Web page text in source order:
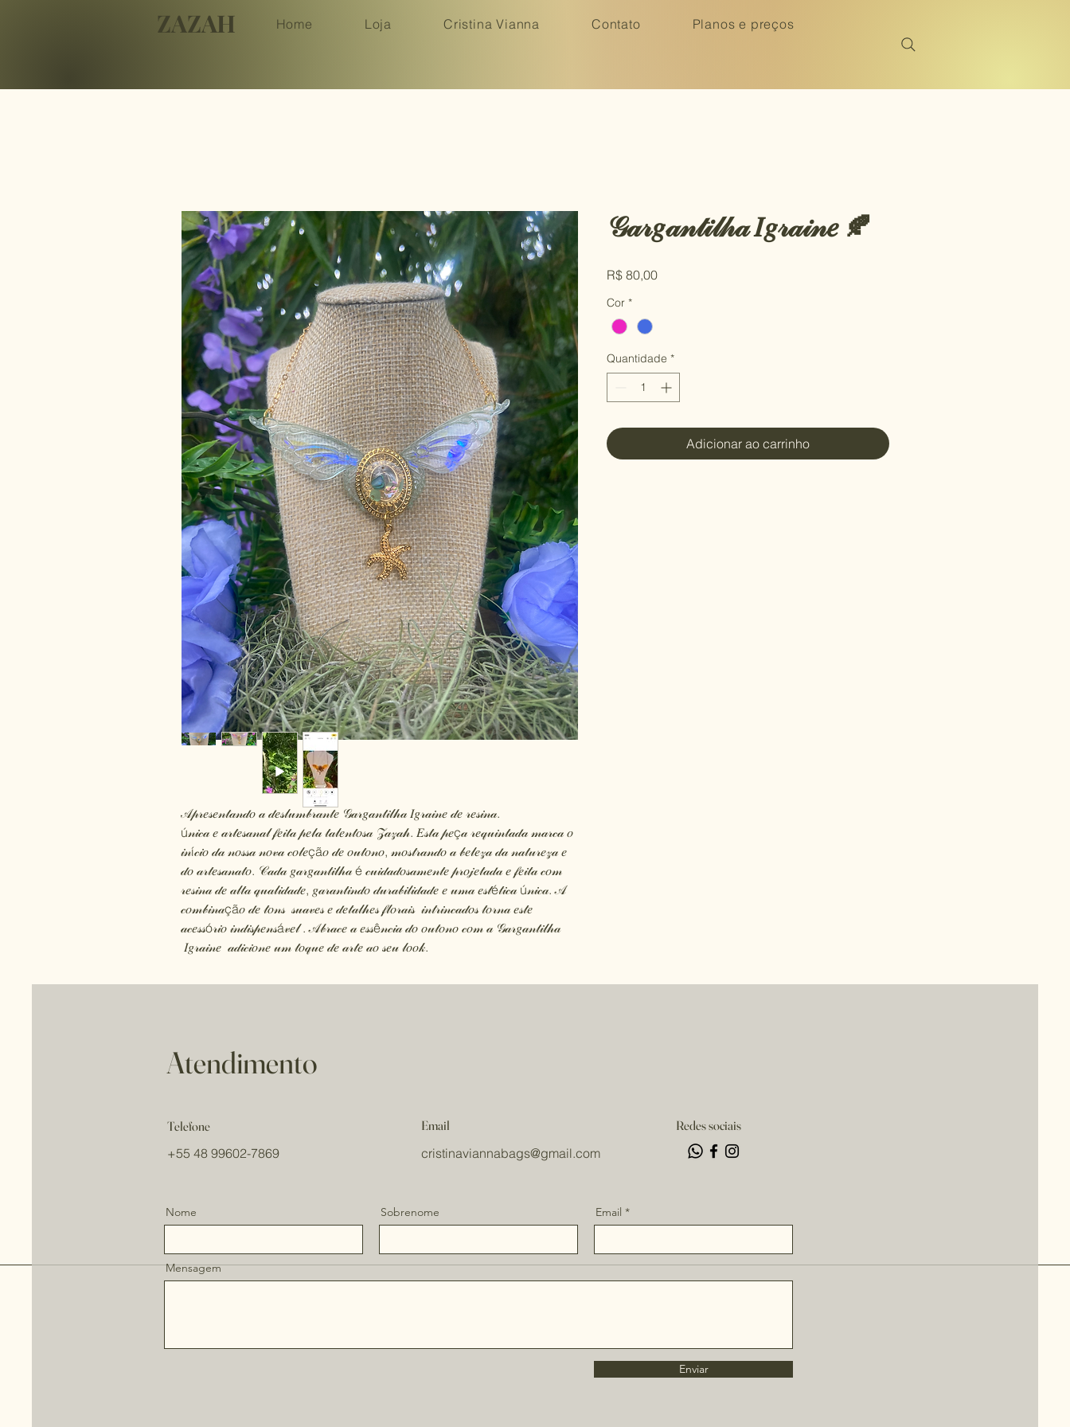
ZAZAH Home Loja Cristina Vianna Contato Planos e preços
𝒜𝓅𝓇𝑒𝓈𝑒𝓃𝓉𝒶𝓃𝒹𝑜 𝒶 𝒹𝑒𝓈𝓁𝓊𝓂𝒷𝓇𝒶𝓃𝓉𝑒 𝒢𝒶𝓇𝑔𝒶𝓃𝓉𝒾𝓁𝒽𝒶 𝐼𝑔𝓇𝒶𝒾𝓃𝑒 𝒹𝑒 𝓇𝑒𝓈𝒾𝓃𝒶.
ú𝓃𝒾𝒸𝒶 𝑒 𝒶𝓇𝓉𝑒𝓈𝒶𝓃𝒶𝓁 𝒻𝑒𝒾𝓉𝒶 𝓅𝑒𝓁𝒶 𝓉𝒶𝓁𝑒𝓃𝓉𝑜𝓈𝒶 𝒵𝒶𝓏𝒶𝒽. 𝐸𝓈𝓉𝒶 𝓅𝑒ç𝒶 𝓇𝑒𝓆𝓊𝒾𝓃𝓉𝒶𝒹𝒶 𝓂𝒶𝓇𝒸𝒶 𝑜
𝒾𝓃í𝒸𝒾𝑜 𝒹𝒶 𝓃𝑜𝓈𝓈𝒶 𝓃𝑜𝓋𝒶 𝒸𝑜𝓁𝑒çã𝑜 𝒹𝑒 𝑜𝓊𝓉𝑜𝓃𝑜, 𝓂𝑜𝓈𝓉𝓇𝒶𝓃𝒹𝑜 𝒶 𝒷𝑒𝓁𝑒𝓏𝒶 𝒹𝒶 𝓃𝒶𝓉𝓊𝓇𝑒𝓏𝒶 𝑒
𝒹𝑜 𝒶𝓇𝓉𝑒𝓈𝒶𝓃𝒶𝓉𝑜. 𝒞𝒶𝒹𝒶 𝑔𝒶𝓇𝑔𝒶𝓃𝓉𝒾𝓁𝒽𝒶 é 𝒸𝓊𝒾𝒹𝒶𝒹𝑜𝓈𝒶𝓂𝑒𝓃𝓉𝑒 𝓅𝓇𝑜𝒿𝑒𝓉𝒶𝒹𝒶 𝑒 𝒻𝑒𝒾𝓉𝒶 𝒸𝑜𝓂
𝓇𝑒𝓈𝒾𝓃𝒶 𝒹𝑒 𝒶𝓁𝓉𝒶 𝓆𝓊𝒶𝓁𝒾𝒹𝒶𝒹𝑒, 𝑔𝒶𝓇𝒶𝓃𝓉𝒾𝓃𝒹𝑜 𝒹𝓊𝓇𝒶𝒷𝒾𝓁𝒾𝒹𝒶𝒹𝑒 𝑒 𝓊𝓂𝒶 𝑒𝓈𝓉é𝓉𝒾𝒸𝒶 ú𝓃𝒾𝒸𝒶. 𝒜
𝒸𝑜𝓂𝒷𝒾𝓃𝒶çã𝑜 𝒹𝑒 𝓉𝑜𝓃𝓈 𝓈𝓊𝒶𝓋𝑒𝓈 𝑒 𝒹𝑒𝓉𝒶𝓁𝒽𝑒𝓈 𝒻𝓁𝑜𝓇𝒶𝒾𝓈 𝒾𝓃𝓉𝓇𝒾𝓃𝒸𝒶𝒹𝑜𝓈 𝓉𝑜𝓇𝓃𝒶 𝑒𝓈𝓉𝑒
𝒶𝒸𝑒𝓈𝓈ó𝓇𝒾𝑜 𝒾𝓃𝒹𝒾𝓈𝓅𝑒𝓃𝓈á𝓋𝑒𝓁 . 𝒜𝒷𝓇𝒶𝒸𝑒 𝒶 𝑒𝓈𝓈ê𝓃𝒸𝒾𝒶 𝒹𝑜 𝑜𝓊𝓉𝑜𝓃𝑜 𝒸𝑜𝓂 𝒶 𝒢𝒶𝓇𝑔𝒶𝓃𝓉𝒾𝓁𝒽𝒶
𝐼𝑔𝓇𝒶𝒾𝓃𝑒 𝒶𝒹𝒾𝒸𝒾𝑜𝓃𝑒 𝓊𝓂 𝓉𝑜𝓆𝓊𝑒 𝒹𝑒 𝒶𝓇𝓉𝑒 𝒶𝑜 𝓈𝑒𝓊 𝓁𝑜𝑜𝓀.
𝒢𝒶𝓇𝑔𝒶𝓃𝓉𝒾𝓁𝒽𝒶 𝐼𝑔𝓇𝒶𝒾𝓃𝑒 🍂
R$ 80,00Preço
Cor *
Quantidade *
Adicionar ao carrinho
Atendimento
Telefone
+55 48 99602-7869
Email
cristinaviannabags@gmail.com
Redes sociais
Nome Sobrenome Email
Mensagem
Enviar